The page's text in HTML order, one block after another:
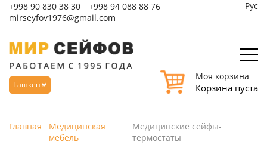
+998 90 830 38 30 +998 94 088 88 76
mirseyfov1976@gmail.com
Рус
Ташкент
Моя корзина
Корзина пуста
Главная
Медицинская
мебель
Медицинские сейфы-
термостаты